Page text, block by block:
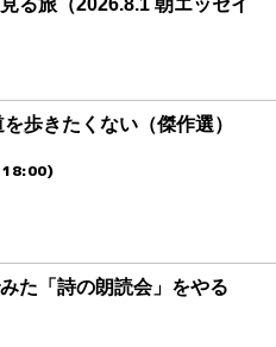
る旅（2026.8.1 朝エッセイ
を歩きたくない（傑作選）
た「詩の朗読会」をやる